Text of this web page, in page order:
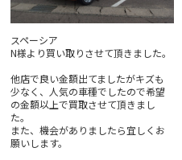
スペーシア
N様より買い取りさせて頂きました。
他店で良い金額出てましたがキズも
少なく、人気の車種でしたので希望
の金額以上で買取させて頂きまし
た。
また、機会がありましたら宜しくお
願いします。